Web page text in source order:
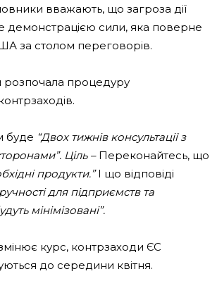
вважають, що загроза дії
демонстрацією сили, яка поверне
за столом переговорів.
розпочала процедуру
буде “Двох тижнів консультації з
Ціль –Переконайтесь, що
продукти.”І що відповіді
для підприємств та
мінімізовані”.
курс, контрзаходи ЄС
до середини квітня.